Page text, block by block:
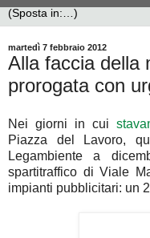
martedì 7 febbraio 2012
Alla faccia della
prorogata con
Nei giorni in cui
Piazza del Lavoro,
Legambiente a
spartitraffico di Viale
impianti pubblicitari: un